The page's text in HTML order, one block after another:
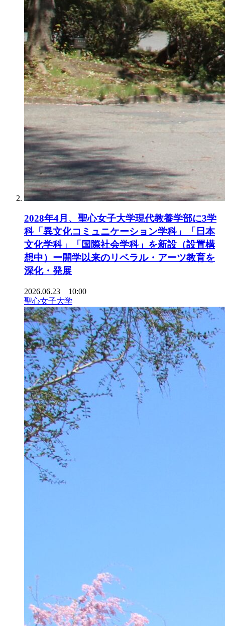
2028年4月、聖心女子大学現代教養学部に3学
科「異文化コミュニケーション学科」「日本
文化学科」「国際社会学科」を新設（設置構
想中）ー開学以来のリベラル・アーツ教育を
深化・発展
2026.06.23 10:00
聖心女子大学